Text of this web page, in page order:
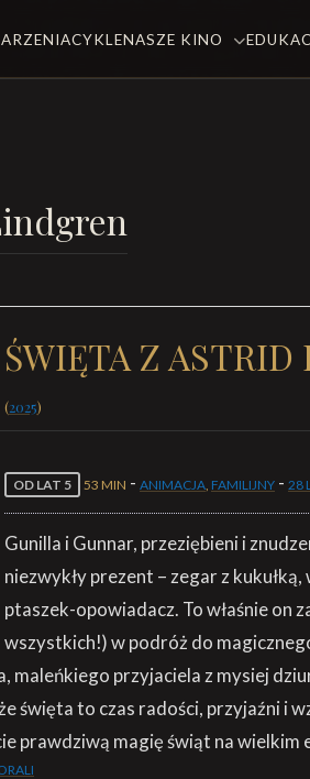
CYKLENASZE KINO
ŚWIĘTA Z
(2025)
OD LAT 5 53 MIN - ANIMACJA, FAMILIJNY - 28
Gunilla i Gunnar, przeziębieni i
niezwykły prezent – zegar z
ptaszek-opowiadacz. To właśnie on
wszystkich!) w podróż do
maleńkiego przyjaciela z mysiej
święta to czas radości, przyjaźni i
prawdziwą magię świąt na wielkim